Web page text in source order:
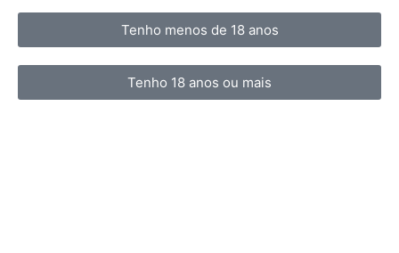
Tenho menos de 18 anos
Tenho 18 anos ou mais